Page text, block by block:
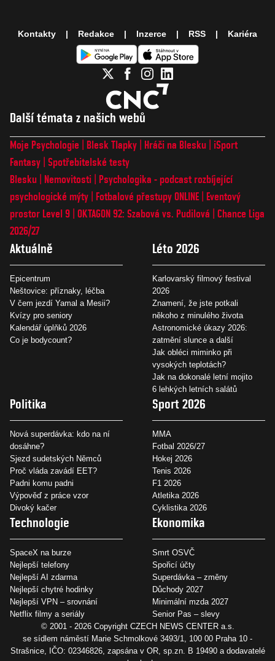
Další témata z našich webů
Moje Psychologie Blesk Tlapky Hráči na Blesku
iSport
Fantasy Spotřebitelské testy
Blesku
Nemovitosti
Psychologika - podcast rozbíjející
psychologické mýty
Fotbalové přestupy ONLINE
Eventový
prostor Level 9 OKTAGON 92: Szabová vs. Pudilová
Chance Liga
2026/27
Aktuálně
Epicentrum
Neštovice: příznaky, léčba
V čem jezdí Yamal a Mesii?
Kvízy pro seniory
Kalendář úplňků 2026
Co je bodycount?
Léto 2026
Karlovarský filmový festival
2026
Znamení, že jste potkali
někoho z minulého života
Astronomické úkazy 2026:
zatmění slunce a další
Jak obléci miminko při
vysokých teplotách?
Jak na dokonalé letní mojito
6 lehkých letních salátů
Politika
Nová superdávka: kdo na ní
dosáhne?
Sjezd sudetských Němců
Proč vláda zavádí EET?
Padni komu padni
Výpověď z práce vzor
Divoký kačer
Sport 2026
MMA
Fotbal 2026/27
Hokej 2026
Tenis 2026
F1 2026
Atletika 2026
Cyklistika 2026
Technologie
SpaceX na burze
Nejlepší telefony
Nejlepší AI zdarma
Nejlepší chytré hodinky
Nejlepší VPN – srovnání
Netflix filmy a seriály
Ekonomika
Smrt OSVČ
Spořicí účty
Superdávka – změny
Důchody 2027
Minimální mzda 2027
Senior Pas – slevy
Kontakty Redakce Inzerce RSS Kariéra
© 2001 - 2026 Copyright CZECH NEWS CENTER a.s.
se sídlem náměstí Marie Schmolkové 3493/1, 100 00 Praha 10 -
Strašnice, IČO: 02346826, zapsána v OR, sp.zn. B 19490 a dodavatelé